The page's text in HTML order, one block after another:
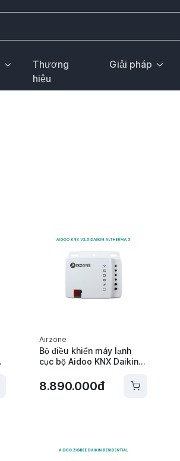
Thương
hiệu
Giải pháp
Airzone
Bộ điều khiển máy lạnh
cục bộ Aidoo KNX Daikin
AZAI6KNX2DA2
8.890.000đ